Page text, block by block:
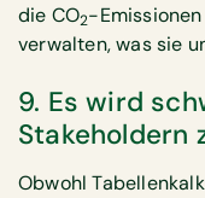
die CO2-
verwalten, was sie
9. Es wird
Stakeholdern
Obwohl